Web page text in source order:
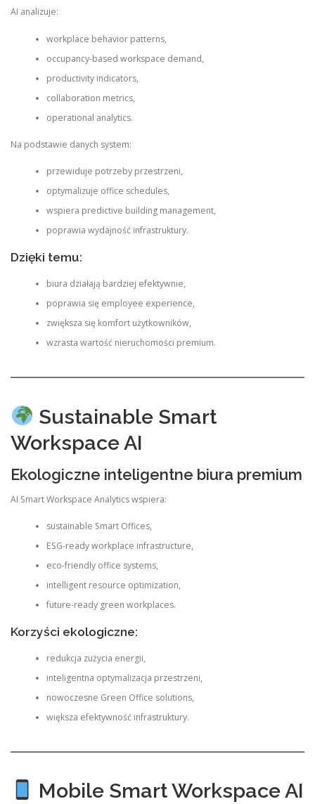
AI analizuje:
workplace behavior patterns,
occupancy-based workspace demand,
productivity indicators,
collaboration metrics,
operational analytics.
Na podstawie danych system:
przewiduje potrzeby przestrzeni,
optymalizuje office schedules,
wspiera predictive building management,
poprawia wydajność infrastruktury.
Dzięki temu:
biura działają bardziej efektywnie,
poprawia się employee experience,
zwiększa się komfort użytkowników,
wzrasta wartość nieruchomości premium.
Sustainable Smart
Workspace AI
Ekologiczne inteligentne biura premium
AI Smart Workspace Analytics wspiera:
sustainable Smart Offices,
ESG-ready workplace infrastructure,
eco-friendly office systems,
intelligent resource optimization,
future-ready green workplaces.
Korzyści ekologiczne:
redukcja zużycia energii,
inteligentna optymalizacja przestrzeni,
nowoczesne Green Office solutions,
większa efektywność infrastruktury.
Mobile Smart Workspace AI